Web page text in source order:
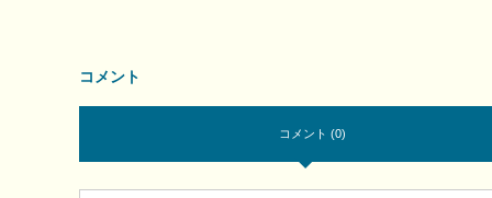
コメント
コメント (0)